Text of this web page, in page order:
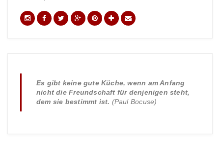
Es gibt keine gute Küche, wenn am Anfang
nicht die Freundschaft für denjenigen steht,
dem sie bestimmt ist. (Paul Bocuse)